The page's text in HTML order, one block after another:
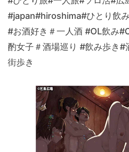
#japan#hiroshima#ひとり飲
#お酒好き＃一人酒 #OL飲み
酌女子＃酒場巡り #飲み歩き#
街歩き